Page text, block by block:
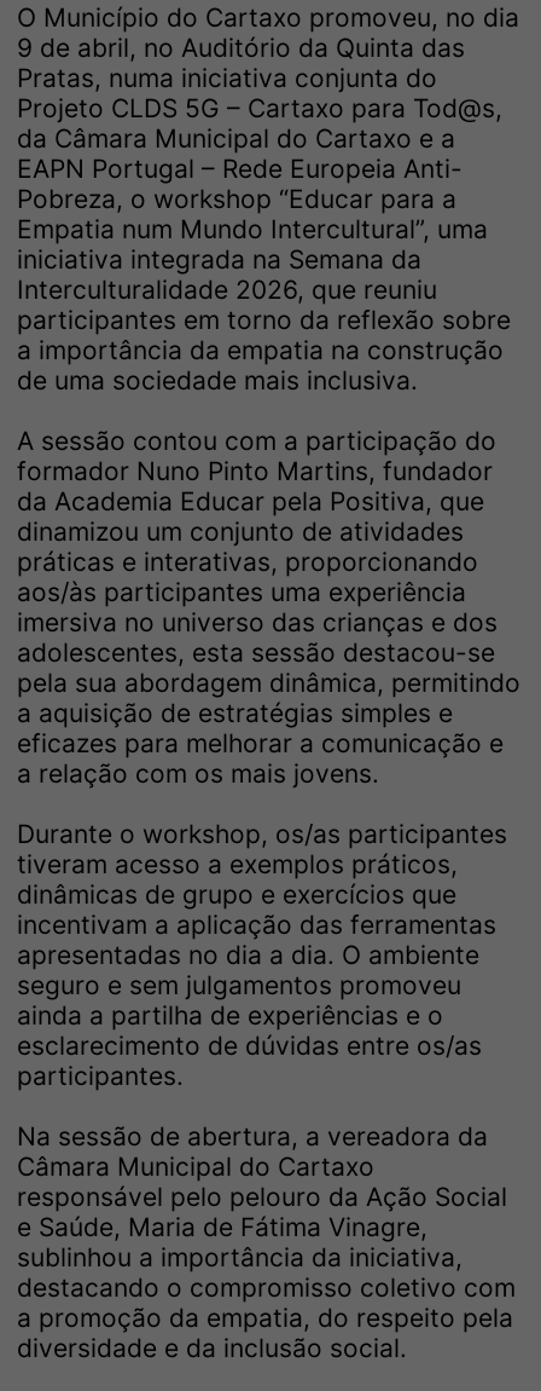
O Município do Cartaxo promoveu, no dia
9 de abril, no Auditório da Quinta das
Pratas, numa iniciativa conjunta do
Projeto CLDS 5G – Cartaxo para Tod@s,
da Câmara Municipal do Cartaxo e a
EAPN Portugal – Rede Europeia Anti-
Pobreza, o workshop “Educar para a
Empatia num Mundo Intercultural”, uma
iniciativa integrada na Semana da
Interculturalidade 2026, que reuniu
participantes em torno da reflexão sobre
a importância da empatia na construção
de uma sociedade mais inclusiva.
A sessão contou com a participação do
formador Nuno Pinto Martins, fundador
da Academia Educar pela Positiva, que
dinamizou um conjunto de atividades
práticas e interativas, proporcionando
aos/às participantes uma experiência
imersiva no universo das crianças e dos
adolescentes, esta sessão destacou-se
pela sua abordagem dinâmica, permitindo
a aquisição de estratégias simples e
eficazes para melhorar a comunicação e
a relação com os mais jovens.
Durante o workshop, os/as participantes
tiveram acesso a exemplos práticos,
dinâmicas de grupo e exercícios que
incentivam a aplicação das ferramentas
apresentadas no dia a dia. O ambiente
seguro e sem julgamentos promoveu
ainda a partilha de experiências e o
esclarecimento de dúvidas entre os/as
participantes.
Na sessão de abertura, a vereadora da
Câmara Municipal do Cartaxo
responsável pelo pelouro da Ação Social
e Saúde, Maria de Fátima Vinagre,
sublinhou a importância da iniciativa,
destacando o compromisso coletivo com
a promoção da empatia, do respeito pela
diversidade e da inclusão social.